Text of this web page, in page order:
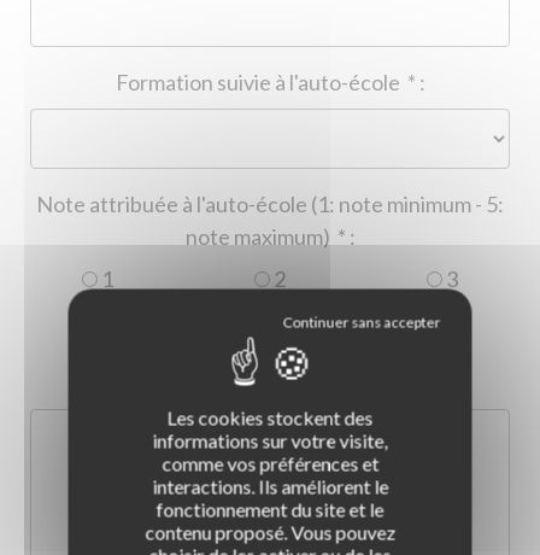
* :
Note attribuée à l'auto-école (1: note minimum - 5:
* :
1
2
3
5
Les cookies stockent des
informations sur votre visite,
comme vos préférences et
interactions. Ils améliorent le
fonctionnement du site et le
contenu proposé. Vous pouvez